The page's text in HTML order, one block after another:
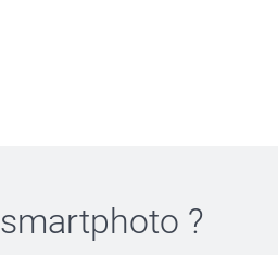
smartphoto ?